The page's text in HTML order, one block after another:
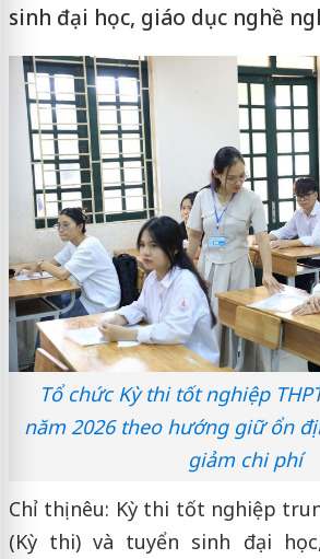
sinh đại học, giáo dục nghề
Tổ chức Kỳ thi tốt nghiệp
năm 2026 theo hướng giữ ổn
giảm chi phí
Chỉ thị nêu: Kỳ thi tốt nghiệp
(Kỳ thi) và tuyển sinh đại